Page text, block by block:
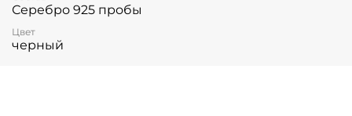
Серебро 925 пробы
Цвет
черный